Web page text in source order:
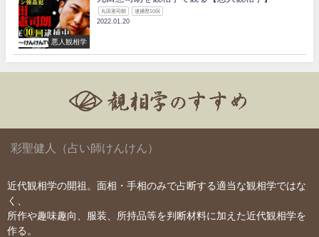
悪人観相学
丸田憲司朗 逮捕歴10回
2022.01.20
彩聖健人（占い師けんけん）
近代観相学の開祖。面相・手相のみで占断する適当な観相学ではな
く、
所作や趣味趣向、服装、所持品等を判断材料に加えた近代観相学を
作る。